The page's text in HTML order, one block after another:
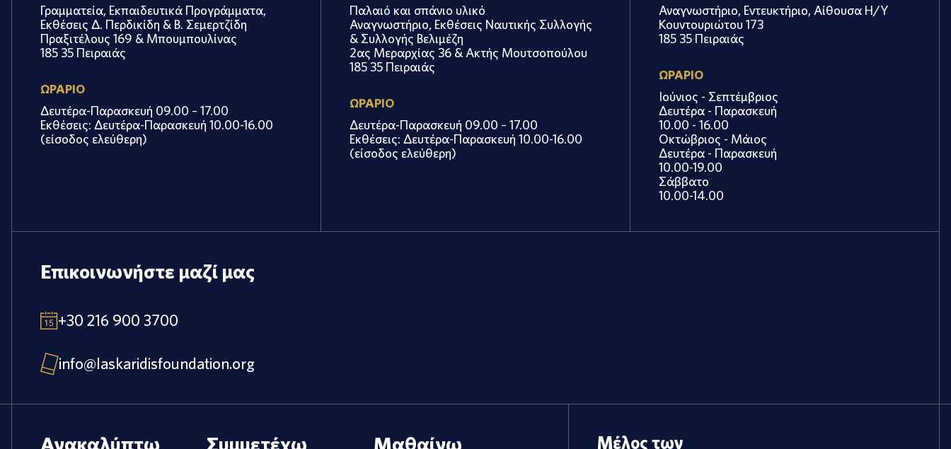
Γραμματεία, Εκπαιδευτικά Προγράμματα,
Εκθέσεις Δ. Περδικίδη & Β. Σεμερτζίδη
Πραξιτέλους 169 & Μπουμπουλίνας
185 35 Πειραιάς
ΩΡΑΡΙΟ
Δευτέρα-Παρασκευή 09.00 – 17.00
Εκθέσεις: Δευτέρα-Παρασκευή 10.00-16.00
(είσοδος ελεύθερη)
Παλαιό και σπάνιο υλικό
Αναγνωστήριο, Εκθέσεις Ναυτικής Συλλογής
& Συλλογής Βελιμέζη
2ας Μεραρχίας 36 & Ακτής Μουτσοπούλου
185 35 Πειραιάς
ΩΡΑΡΙΟ
Δευτέρα-Παρασκευή 09.00 – 17.00
Εκθέσεις: Δευτέρα-Παρασκευή 10.00-16.00
(είσοδος ελεύθερη)
Αναγνωστήριο, Εντευκτήριο, Αίθουσα Η/Υ
Κουντουριώτου 173
185 35 Πειραιάς
ΩΡΑΡΙΟ
Ιούνιος - Σεπτέμβριος
Δευτέρα - Παρασκευή
10.00 - 16.00
Οκτώβριος - Μάιος
Δευτέρα - Παρασκευή
10.00-19.00
Σάββατο
10.00-14.00
Επικοινωνήστε μαζί μας
+30 216 900 3700
info@laskaridisfoundation.org
Ανακαλύπτω Συμμετέχω Μαθαίνω Μέλος των